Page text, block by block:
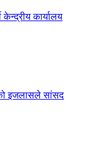
कार्यालय
इजलासले सांसद